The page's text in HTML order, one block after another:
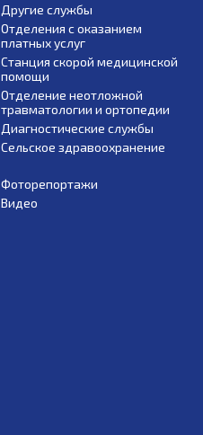
Другие службы
Отделения с оказанием
платных услуг
Станция скорой медицинской
помощи
Отделение неотложной
травматологии и ортопедии
Диагностические службы
Сельское здравоохранение
Фоторепортажи
Видео